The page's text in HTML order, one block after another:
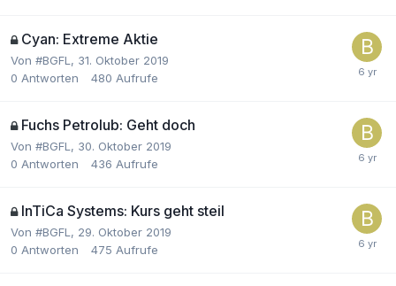
Cyan: Extreme Aktie
Von #BGFL , 31. Oktober 2019
0 Antworten 480 Aufrufe
Fuchs Petrolub: Geht doch
Von #BGFL , 30. Oktober 2019
0 Antworten 436 Aufrufe
InTiCa Systems: Kurs geht steil
Von #BGFL , 29. Oktober 2019
0 Antworten 475 Aufrufe